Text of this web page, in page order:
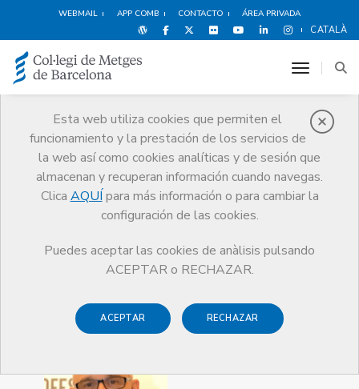
WEBMAIL APP COMB CONTACTO ÁREA PRIVADA
CATALÀ
Esta web utiliza cookies que permiten el
funcionamiento y la prestación de los servicios de
la web así como cookies analíticas y de sesión que
almacenan y recuperan información cuando navegas.
Clica AQUÍ para más información o para cambiar la
configuración de las cookies.
Puedes aceptar las cookies de anàlisis pulsando
ACEPTAR o RECHAZAR.
ACEPTAR RECHAZAR
toggle
Premios
El CoMB Guardonat Edició 2014
Guardonat Edició 2014